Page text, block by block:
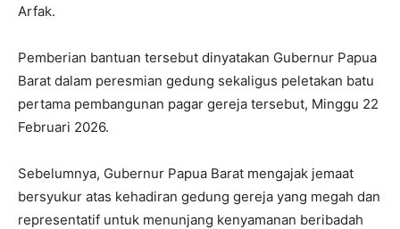
Arfak.
Pemberian bantuan tersebut dinyatakan Gubernur Papua
Barat dalam peresmian gedung sekaligus peletakan batu
pertama pembangunan pagar gereja tersebut, Minggu 22
Februari 2026.
Sebelumnya, Gubernur Papua Barat mengajak jemaat
bersyukur atas kehadiran gedung gereja yang megah dan
representatif untuk menunjang kenyamanan beribadah